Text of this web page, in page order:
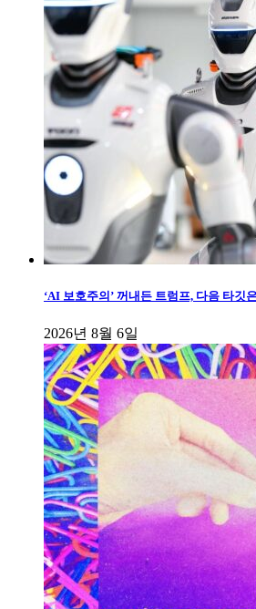
‘AI 보호주의’ 꺼내든 트럼프, 다음 타깃
2026년 8월 6일